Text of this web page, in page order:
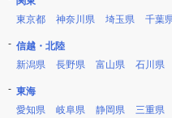
東京都
神奈川県 埼玉県 千葉
信越・北陸
新潟県
長野県 富山県 石川県
東海
愛知県
岐阜県 静岡県 三重県